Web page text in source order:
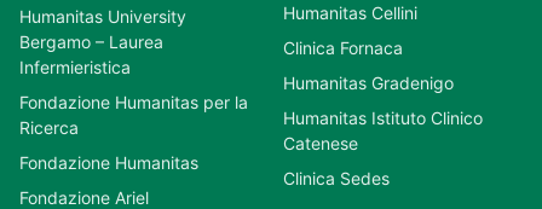
Humanitas University
Bergamo – Laurea
Infermieristica
Fondazione Humanitas per la
Ricerca
Fondazione Humanitas
Fondazione Ariel
Humanitas Cellini
Clinica Fornaca
Humanitas Gradenigo
Humanitas Istituto Clinico
Catenese
Clinica Sedes